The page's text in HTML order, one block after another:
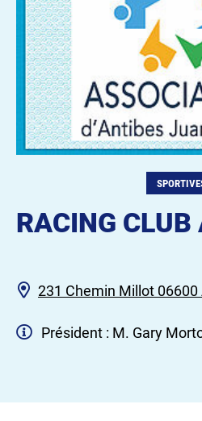
RACING CLUB
231 Chemin Millot
Président : M. Gary